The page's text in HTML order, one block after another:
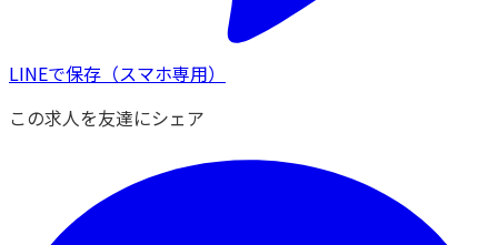
LINEで保存 （スマホ専用）
この求人を友達にシェア